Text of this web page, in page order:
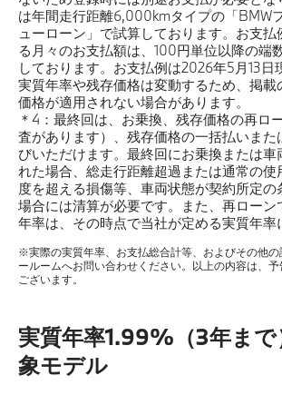
は年間走行距離6,000kmタイプの「BMW
ューローン」で試算しております。お支払
る月々のお支払額は、100円単位以降の端
しております。お支払例は2026年5月13日
実質年率や残存価格は変動するため、掲載
価格が適用されない場合があります。
＊4：最終回は、お乗換、残存価格の再ロ
査があります）、残存価格の一括払いまた
びいただけます。最終回にお乗換または車
れた場合、総走行距離超過または通常の使
度を超える損傷等、車両状態が契約所定の
場合には清算が必要です。また、再ローン
年率は、その時点で当社が定める実質年率
※実際の実質年率、お支払総合計等、およびその他の
ールームへお問い合わせください。以上の内容は、
ございます。
実質年率1.99%（3年ま
象モデル